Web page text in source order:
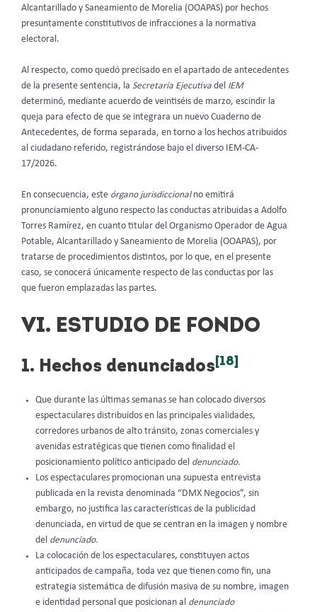
Alcantarillado y Saneamiento de Morelia (OOAPAS) por hechos
presuntamente constitutivos de infracciones a la normativa
electoral.
Al respecto, como quedó precisado en el apartado de antecedentes
de la presente sentencia, la Secretaría Ejecutiva del IEM
determinó, mediante acuerdo de veintiséis de marzo, escindir la
queja para efecto de que se integrara un nuevo Cuaderno de
Antecedentes, de forma separada, en torno a los hechos atribuidos
al ciudadano referido, registrándose bajo el diverso IEM-CA-
17/2026.
En consecuencia, este órgano jurisdiccionalno emitirá
pronunciamiento alguno respecto las conductas atribuidas a Adolfo
Torres Ramírez, en cuanto titular del Organismo Operador de Agua
Potable, Alcantarillado y Saneamiento de Morelia (OOAPAS), por
tratarse de procedimientos distintos, por lo que, en el presente
caso, se conocerá únicamente respecto de las conductas por las
que fueron emplazadas las partes.
VI. ESTUDIO DE FONDO
1. Hechos denunciados [18]
Que durante las últimas semanas se han colocado diversos
espectaculares distribuidos en las principales vialidades,
corredores urbanos de alto tránsito, zonas comerciales y
avenidas estratégicas que tienen como finalidad el
posicionamiento político anticipado del denunciado.
Los espectaculares promocionan una supuesta entrevista
publicada en la revista denominada “DMX Negocios”, sin
embargo, no justifica las características de la publicidad
denunciada, en virtud de que se centran en la imagen y nombre
del denunciado.
La colocación de los espectaculares, constituyen actos
anticipados de campaña, toda vez que tienen como fin, una
estrategia sistemática de difusión masiva de su nombre, imagen
e identidad personal que posicionan al denunciado